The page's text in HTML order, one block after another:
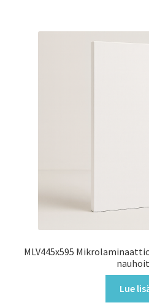
MLV445x595
Lue